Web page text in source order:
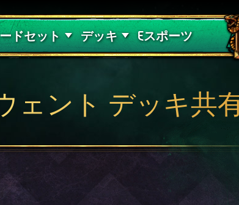
ドセット
血の呪縛
デッキ
デッキガイド
Eスポーツ
ェント デッキ共